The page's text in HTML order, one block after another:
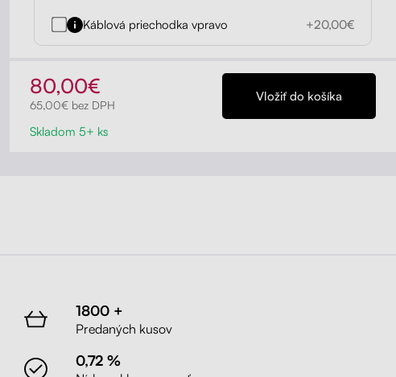
Káblová priechodka vpravo +20,00€
80,00€
65,00€ bez DPH
Skladom 5+ ks
1800 +
Predaných kusov
0,72 %